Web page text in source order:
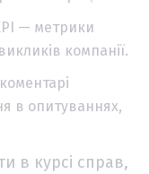
— метрики
компанії.
в опитуваннях,
в курсі справ,